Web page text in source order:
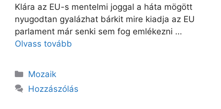
Klára az EU-s mentelmi joggal a háta mögött
nyugodtan gyalázhat bárkit mire kiadja az EU
parlament már senki sem fog emlékezni …
Olvass tovább
Kategória
Mozaik
Hozzászólás